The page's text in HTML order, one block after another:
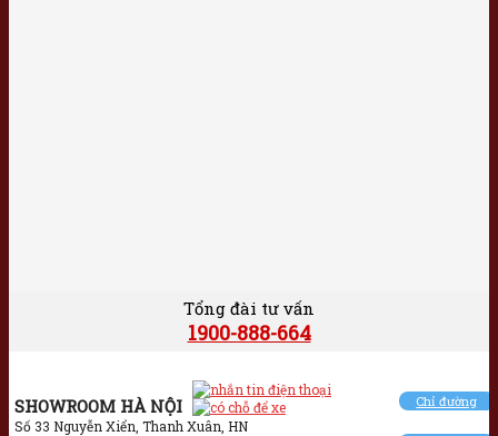
Tổng đài tư vấn
1900-888-664
SHOWROOM HÀ NỘI
Số 33 Nguyễn Xiển, Thanh Xuân, HN
Chỉ đường